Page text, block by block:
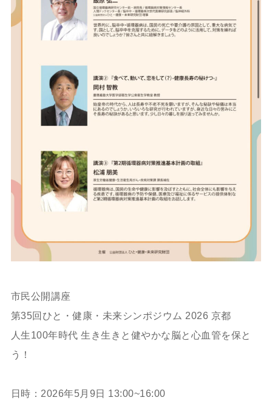
市民公開講座
第35回ひと・健康・未来シンポジウム 2026 京都
人生100年時代 生き生きと健やかな脳と心血管を保と
う！
日時：2026年5月9日 13:00~16:00